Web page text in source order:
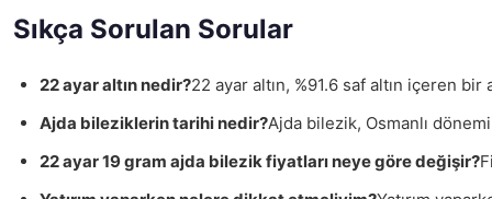
Sıkça Sorulan Sorular
22 ayar altın nedir?22 ayar altın, %91.6 saf altın içeren bir
Ajda bileziklerin tarihi nedir?Ajda bilezik, Osmanlı
22 ayar 19 gram ajda bilezik fiyatları neye göre değişir?